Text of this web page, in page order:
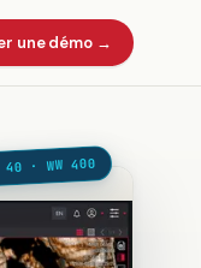
une démo →
40 · WW 400